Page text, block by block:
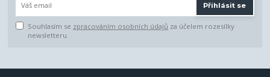
Přihlásit se
Souhlasím se zpracováním osobních údajů za účelem rozesílky
newsletteru.